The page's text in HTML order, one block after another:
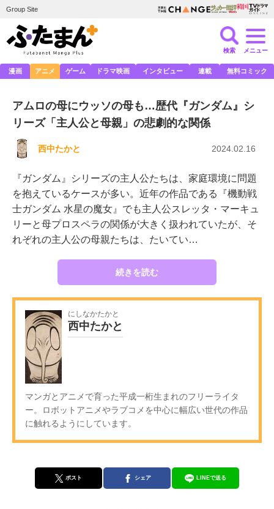
Group Site
検索 メニュー
漫画 アニメ ゲーム ドラマ映画 インタビュー 連載 無料コミック
アムロの母にウッソの母も…歴代『ガンダム』シ
リーズ「主人公と母親」の悲劇的な関係
西中たかと 2024.02.16
『ガンダム』シリーズの主人公たちは、家庭環境に問題
を抱えているケースが多い。近年の作品である『機動戦
士ガンダム 水星の魔女』でも主人公スレッタ・マーキュ
リーと母プロスペラの関係が大きく扱われていたが、そ
れぞれの主人公の母親たちは、たいてい…
続きを読む
にしなかたかと
西中たかと
マンガとアニメで育った平成一桁生まれのフリーライタ
ー。ロボットアニメやラブコメを中心に幅広い世代の作品
に触れるようにしています。
ポスト シェア LINEで送る